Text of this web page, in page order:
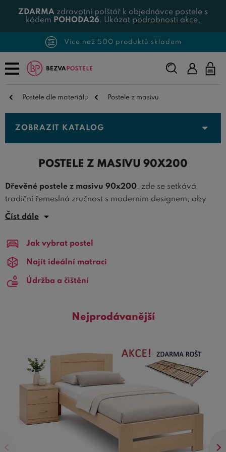
ZDARMA zdravotní polštář k objednávce postele s
kódem POHODA26. Ukázat podrobnosti akce.
Více než 500 produktů skladem
Napište,
co
Postele dle materiálu Postele z masivu
ZOBRAZIT KATALOG
POSTELE Z MASIVU 90X200
Dřevěné postele z masivu 90x200, zde se setkává
tradiční řemeslná zručnost s moderním designem, aby
poskytly ultimátní zážitek z odpočinku. Tyto postele jsou
Proč zvolit Dřevěné postele z masivu 90x200?
rozměr postele je perfektní pro mladé lidi, studenty nebo
jako prostornější řešení pro dětský pokoj. Nabízí dostatek
prostorů. Díky výběru masivního dřeva získáváte kvalitní
Hlavní přednosti:
Odolnost a dlouhověkost:
Masivní dřevo je
zárukou vysoké kvality a odolnosti.
postele z masivu 90x200
jsou navrženy tak,
aby vydržely desetiletí.
Dřevo je přírodní a
ekologický materiál, jehož použití podporuje
Číst dále
Jak vybrat postel
Najít ideální matraci
Údržba a čištění
Nejprodávanější